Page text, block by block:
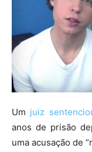
Um juiz
anos de prisão
uma acusação de